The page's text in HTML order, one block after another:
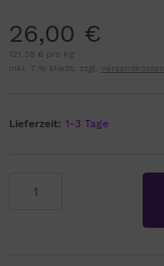
26,00 €
121,38 € pro Kg
inkl. 7 % MwSt. zzgl.
Versandkosten
Lieferzeit: 1-3 Tage